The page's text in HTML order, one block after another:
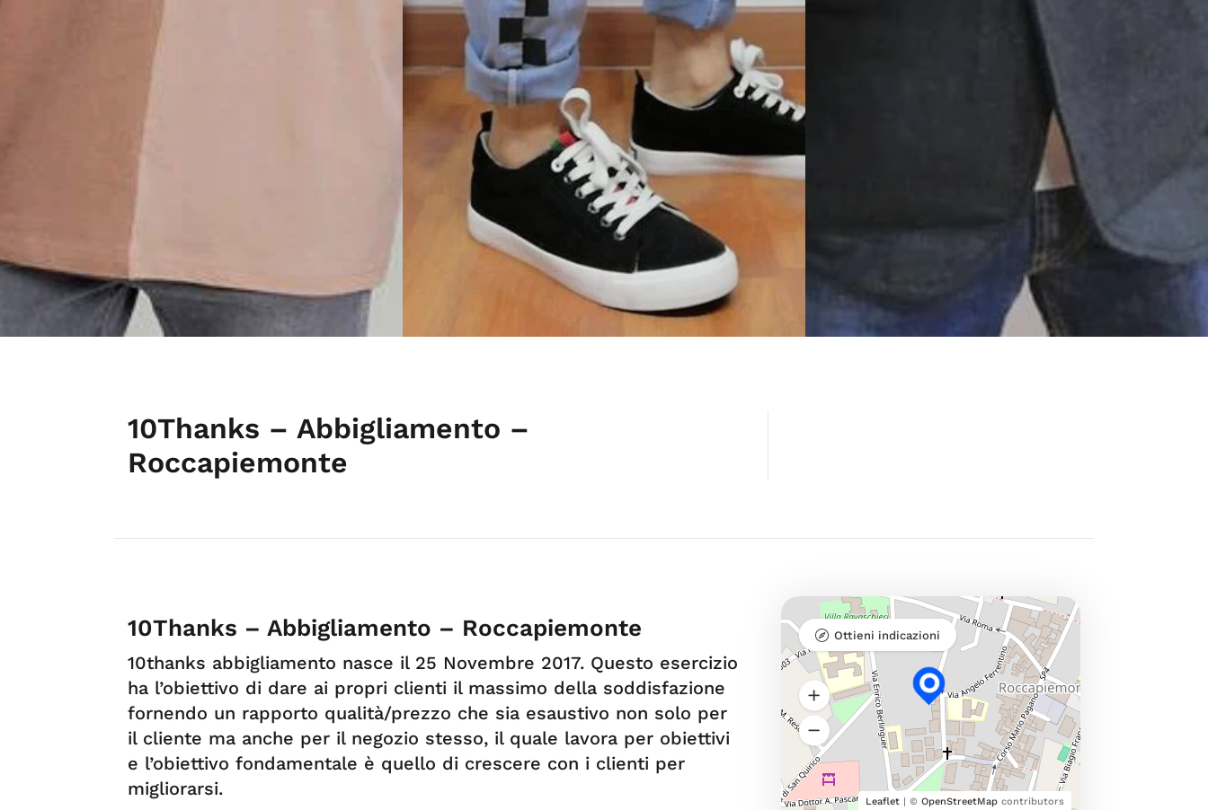
10Thanks – Abbigliamento –
Roccapiemonte
10Thanks – Abbigliamento – Roccapiemonte
10thanks abbigliamento nasce il 25 Novembre 2017. Questo esercizio
ha l’obiettivo di dare ai propri clienti il massimo della soddisfazione
fornendo un rapporto qualità/prezzo che sia esaustivo non solo per
il cliente ma anche per il negozio stesso, il quale lavora per obiettivi
e l’obiettivo fondamentale è quello di crescere con i clienti per
migliorarsi.
Leaflet| © OpenStreetMapcontributors
Ottieni indicazioni